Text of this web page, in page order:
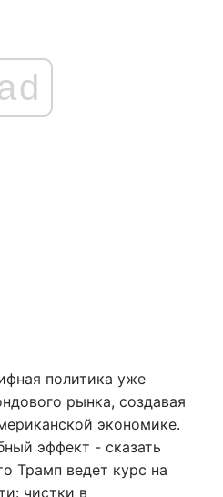
политика уже
рынка, создавая
экономике.
эффект - сказать
Трамп ведет курс на
чистки в